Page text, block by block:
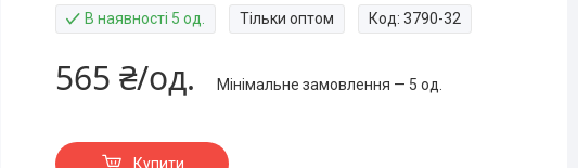
В наявності 5 од. Тільки оптом Код:3790-32
565 ₴/од. Мінімальне замовлення — 5 од.
Купити